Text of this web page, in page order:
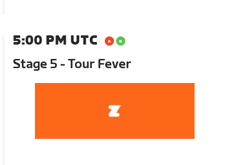
5:00 PM UTC
Stage 5 - Tour Fever